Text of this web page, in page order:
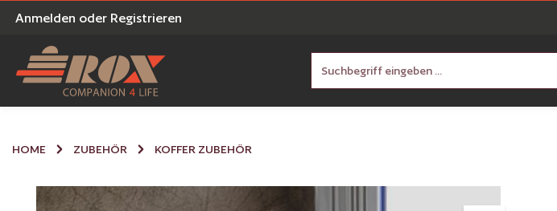
Zur Suche springen
Anmelden oder Registrieren
HOME ZUBEHÖR KOFFER ZUBEHÖR
Bildergalerie überspringen